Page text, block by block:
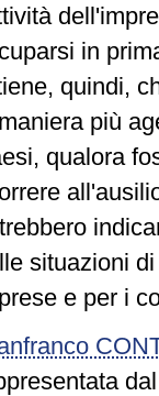
in
quindi,
più
qualora
situazioni
e per i